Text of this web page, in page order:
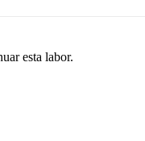
esta labor.